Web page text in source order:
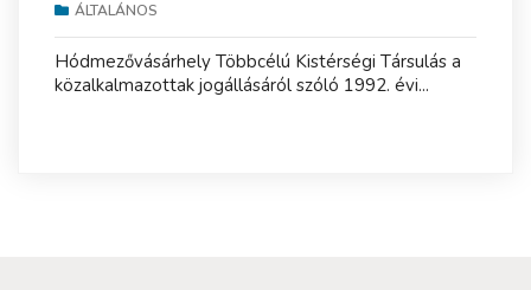
ÁLTALÁNOS
Hódmezővásárhely Többcélú Kistérségi Társulás a
közalkalmazottak jogállásáról szóló 1992. évi...